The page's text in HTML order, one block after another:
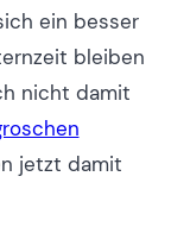
ein besser
bleiben
nicht damit
jetzt damit